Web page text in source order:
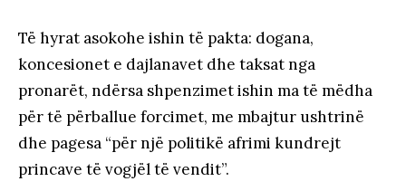
Të hyrat asokohe ishin të pakta: dogana,
koncesionet e dajlanavet dhe taksat nga
pronarët, ndërsa shpenzimet ishin ma të mëdha
për të përballue forcimet, me mbajtur ushtrinë
dhe pagesa “për një politikë afrimi kundrejt
princave të vogjël të vendit”.